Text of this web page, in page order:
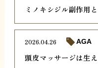
ミノキシジル副作用
頭皮マッサージは生
2026.04.26 AGA